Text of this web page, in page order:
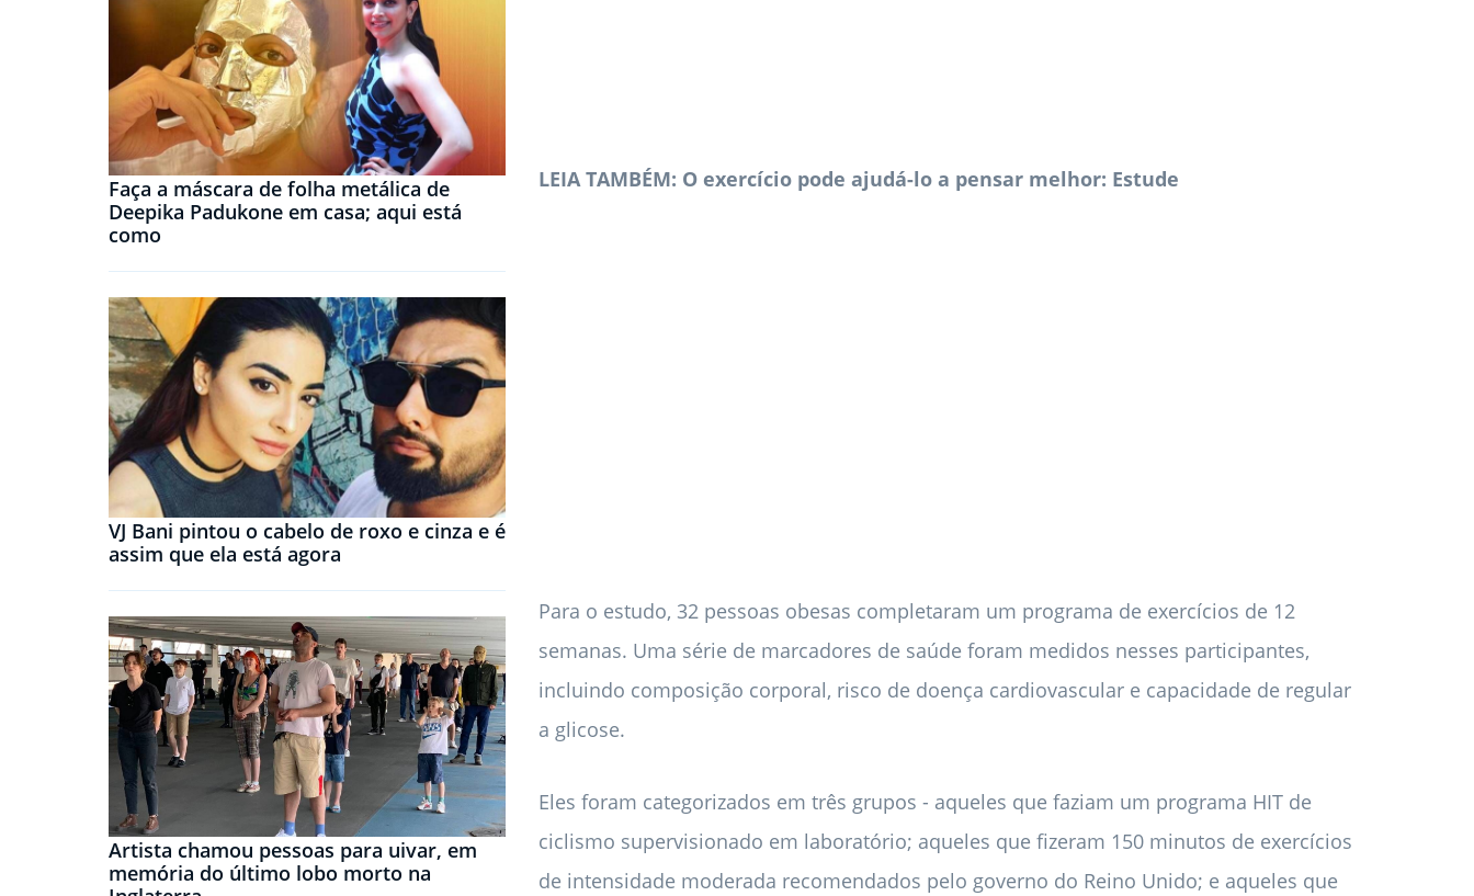
Faça a máscara de folha metálica de
Deepika Padukone em casa; aqui está
como
VJ Bani pintou o cabelo de roxo e cinza e é
assim que ela está agora
Artista chamou pessoas para uivar, em
memória do último lobo morto na
LEIA TAMBÉM: O exercício pode ajudá-lo a pensar melhor: Estude
Para o estudo, 32 pessoas obesas completaram um programa de exercícios de 12
semanas. Uma série de marcadores de saúde foram medidos nesses participantes,
incluindo composição corporal, risco de doença cardiovascular e capacidade de regular
a glicose.
Eles foram categorizados em três grupos - aqueles que faziam um programa HIT de
ciclismo supervisionado em laboratório; aqueles que fizeram 150 minutos de exercícios
de intensidade moderada recomendados pelo governo do Reino Unido; e aqueles que